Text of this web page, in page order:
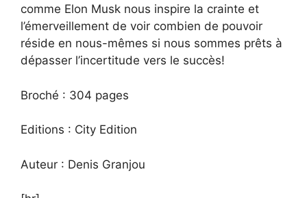
comme Elon Musk nous inspire la crainte et
l’émerveillement de voir combien de pouvoir
réside en nous-mêmes si nous sommes prêts à
dépasser l’incertitude vers le succès!
Broché : 304 pages
Editions : City Edition
Auteur : Denis Granjou